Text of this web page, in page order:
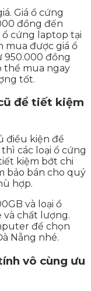
Giá ổ cứng
đồng đến
ổ cứng laptop tại
mua được giá ổ
950.000 đồng
thể mua ngay
tốt.
để tiết kiệm
điều kiện để
các loại ổ cứng
kiệm bớt chi
bảo bán cho quý
hợp.
và loại ổ
và chất lượng.
để chọn
Nẵng nhé.
vô cùng ưu